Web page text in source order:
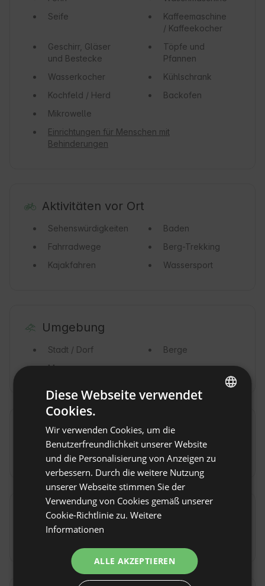
Seife
Kaffeemaschine
/ Kaffeekocher
Geschirr, Gläser
und Bestecke
Töpfe und
Pfannen
Wasserkocher
Kühlschrank
Kochfeld / Herd
Backofen
Mikrowelle
Einrichtungen für Menschen mit
Behinderungen
Aktivitäten vor Ort
Sehenswürdigkeiten
Baden
Fahrradwege
Berg-Trekking
Kajakfahren
Wassersport
Umgebung
Stadt / Dorf
Berge
Meer
Anfahrt
Mit dem Auto
Extras & Gebühren
GERMAN
Diese Webseite verwendet
Cookies.
Wir verwenden Cookies, um die
Benutzerfreundlichkeit unserer Website
und die Personalisierung von Anzeigen zu
verbessern. Durch die weitere Nutzung
unserer Webseite stimmen Sie der
Verwendung von Cookies gemäß unserer
Cookie-Richtlinie zu. Weitere
Informationen
ALLE AKZEPTIEREN